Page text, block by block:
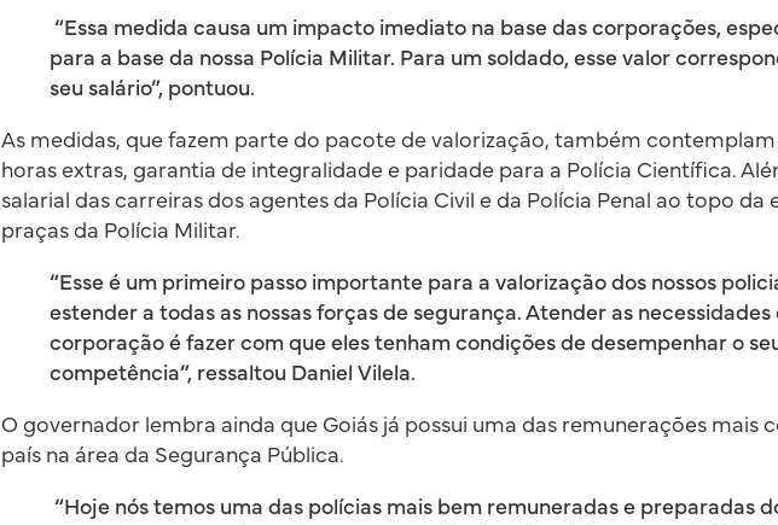
“Essa medida causa um impacto imediato na base das corporações,
para a base da nossa Polícia Militar. Para um soldado, esse valor
seu salário”, pontuou.
As medidas, que fazem parte do pacote de valorização, também contemplam
horas extras, garantia de integralidade e paridade para a Polícia Científica.
salarial das carreiras dos agentes da Polícia Civil e da Polícia Penal ao topo da
praças da Polícia Militar.
“Esse é um primeiro passo importante para a valorização dos nossos
estender a todas as nossas forças de segurança. Atender as necessidades
corporação é fazer com que eles tenham condições de desempenhar o
competência”, ressaltou Daniel Vilela.
O governador lembra ainda que Goiás já possui uma das remunerações mais
país na área da Segurança Pública.
“Hoje nós temos uma das polícias mais bem remuneradas e preparadas